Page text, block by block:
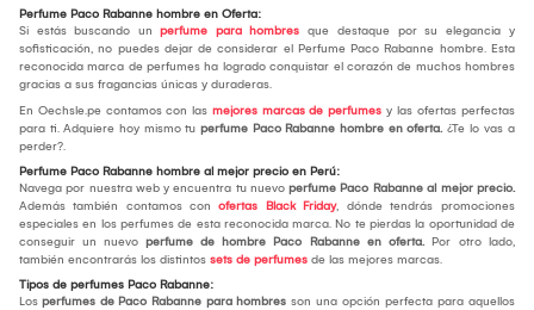
Perfume Paco Rabanne hombre en Oferta:
Si estás buscando un perfume para hombres que destaque por su elegancia y
sofisticación, no puedes dejar de considerar el Perfume Paco Rabanne hombre. Esta
reconocida marca de perfumes ha logrado conquistar el corazón de muchos hombres
gracias a sus fragancias únicas y duraderas.
En Oechsle.pe contamos con las mejores marcas de perfumes y las ofertas perfectas
para ti. Adquiere hoy mismo tu perfume Paco Rabanne hombre en oferta. ¿Te lo vas a
perder?.
Perfume Paco Rabanne hombre al mejor precio en Perú:
Navega por nuestra web y encuentra tu nuevo perfume Paco Rabanne al mejor precio.
Además también contamos con ofertas Black Friday, dónde tendrás promociones
especiales en los perfumes de esta reconocida marca. No te pierdas la oportunidad de
conseguir un nuevo perfume de hombre Paco Rabanne en oferta. Por otro lado,
también encontrarás los distintos sets de perfumes de las mejores marcas.
Tipos de perfumes Paco Rabanne:
Los perfumes de Paco Rabanne para hombres son una opción perfecta para aquellos